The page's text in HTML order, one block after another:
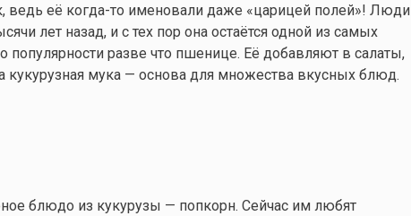
ведь её когда-то именовали даже «царицей полей»! Люди
лет назад, и с тех пор она остаётся одной из самых
популярности разве что пшенице. Её добавляют в салаты,
кукурузная мука — основа для множества вкусных блюд.
блюдо из кукурузы — попкорн. Сейчас им любят